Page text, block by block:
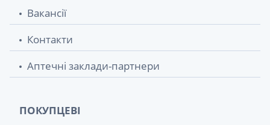
Вакансії
Контакти
Аптечні заклади-партнери
ПОКУПЦЕВІ